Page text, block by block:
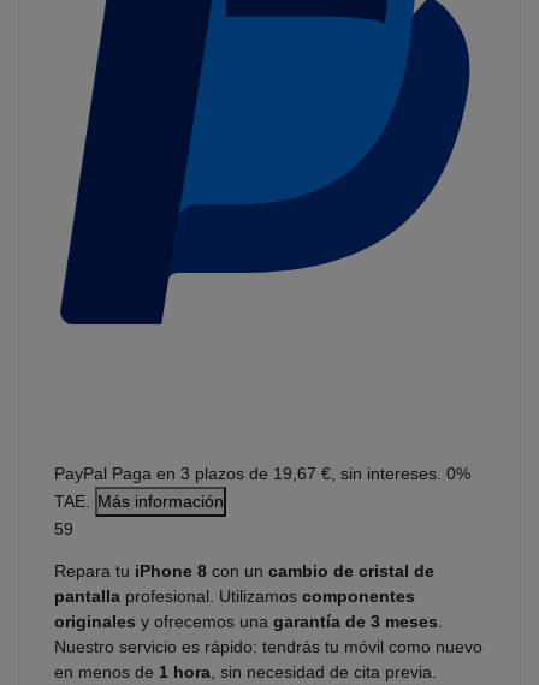
PayPal Paga en 3 plazos de 19,67 €, sin intereses. 0%
TAE.
Más información
59
Repara tu iPhone 8 con un cambio de cristal de
pantalla profesional. Utilizamos componentes
originales y ofrecemos una garantía de 3 meses
Nuestro servicio es rápido: tendrás tu móvil como nuevo
en menos de 1 hora , sin necesidad de cita previa.